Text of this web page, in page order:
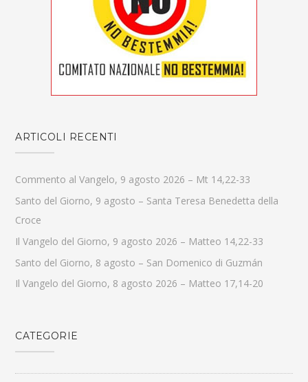
ARTICOLI RECENTI
Commento al Vangelo, 9 agosto 2026 – Mt 14,22-33
Santo del Giorno, 9 agosto – Santa Teresa Benedetta della
Croce
Il Vangelo del Giorno, 9 agosto 2026 – Matteo 14,22-33
Santo del Giorno, 8 agosto – San Domenico di Guzmán
Il Vangelo del Giorno, 8 agosto 2026 – Matteo 17,14-20
CATEGORIE